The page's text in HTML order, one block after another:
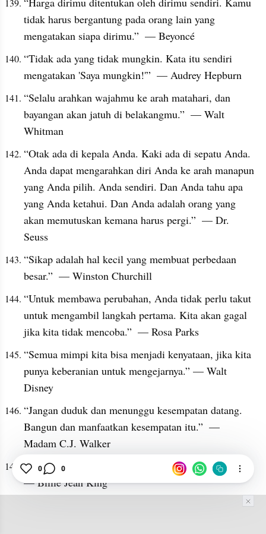
tidak harus bergantung pada orang lain yang
mengatakan siapa dirimu.”  — Beyoncé
“Tidak ada yang tidak mungkin. Kata itu sendiri
mengatakan 'Saya mungkin!'”  — Audrey Hepburn
“Selalu arahkan wajahmu ke arah matahari, dan
bayangan akan jatuh di belakangmu.”  — Walt
Whitman
“Otak ada di kepala Anda. Kaki ada di sepatu Anda.
Anda dapat mengarahkan diri Anda ke arah manapun
yang Anda pilih. Anda sendiri. Dan Anda tahu apa
yang Anda ketahui. Dan Anda adalah orang yang
akan memutuskan kemana harus pergi.”  — Dr.
Seuss
“Sikap adalah hal kecil yang membuat perbedaan
besar.”  — Winston Churchill
“Untuk membawa perubahan, Anda tidak perlu takut
untuk mengambil langkah pertama. Kita akan gagal
jika kita tidak mencoba.”  — Rosa Parks
“Semua mimpi kita bisa menjadi kenyataan, jika kita
punya keberanian untuk mengejarnya.” — Walt
Disney
“Jangan duduk dan menunggu kesempatan datang.
Bangun dan manfaatkan kesempatan itu.”  —
Madam C.J. Walker
“Para juara terus bermain sampai mereka berhasil.”
— Billie Jean King
“Saya beruntung karena apapun rasa takut yang saya
0 0